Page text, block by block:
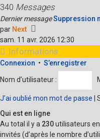
340 Messages
Dernier messageSuppression
par Next
le
dernier
message
sam. 11 avr. 2026 12:30
Informations
Connexion • S’enregistrer
Nom d’utilisateur :
J’ai oublié mon mot de passe
Qui est en ligne
Au total il y a 230utilisateurs
invités (d’après le nombre